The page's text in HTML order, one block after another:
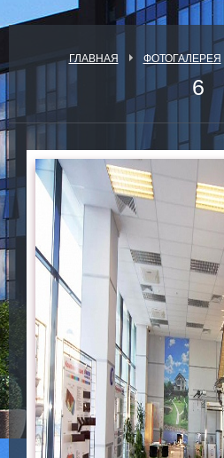
ГЛАВНАЯ ФОТОГАЛЕРЕЯ
6